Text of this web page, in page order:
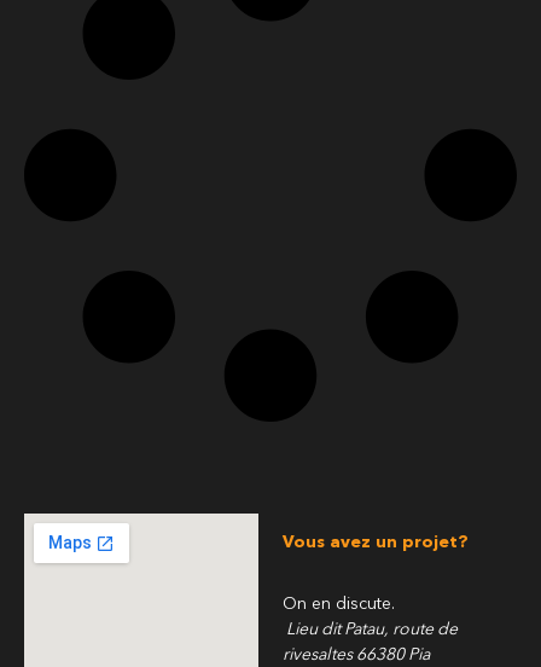
Vous avez un projet?
On en discute.
Lieu dit Patau, route de
rivesaltes 66380 Pia